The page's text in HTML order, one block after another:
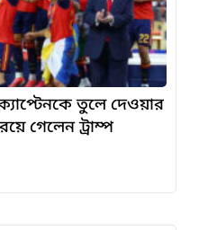
তুলে দেওয়ার
গেলেন ট্রাম্প